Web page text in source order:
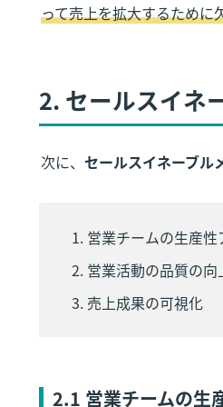
って売上を拡大するために
2. セールスイネ
次に、 セールスイネーブル
営業チームの生産性
営業活動の品質の向
売上成果の可視化
2.1 営業チームの生